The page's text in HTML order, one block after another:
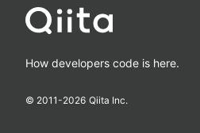
How developers code is here.
© 2011-2026 Qiita Inc.